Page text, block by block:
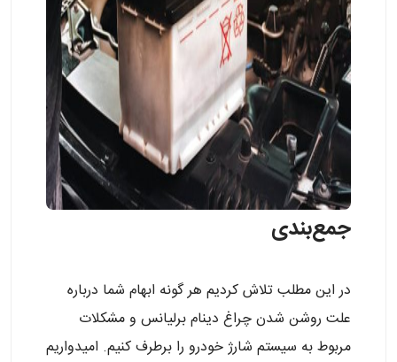
جمع‌بندی
در این مطلب تلاش کردیم هر گونه ابهام شما درباره
علت روشن شدن چراغ دینام برلیانس و مشکلات
مربوط به سیستم شارژ خودرو را برطرف کنیم. امیدواریم